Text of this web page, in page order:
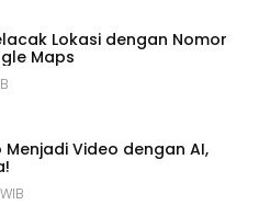
Lokasi dengan Nomor
Maps
Video dengan AI,